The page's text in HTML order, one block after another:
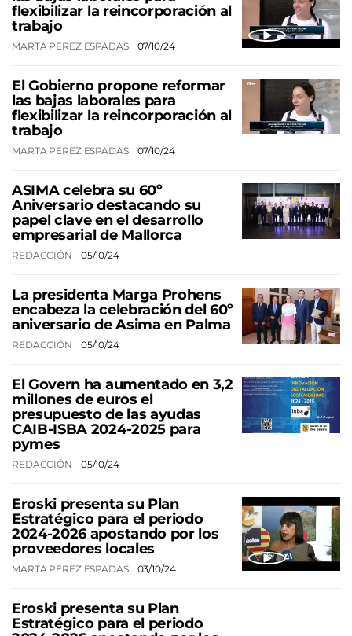
flexibilizar la reincorporación al
trabajo
MARTA PEREZ ESPADAS 07/10/24
El Gobierno propone reformar
las bajas laborales para
flexibilizar la reincorporación al
trabajo
MARTA PEREZ ESPADAS 07/10/24
ASIMA celebra su 60º
Aniversario destacando su
papel clave en el desarrollo
empresarial de Mallorca
REDACCIÓN 05/10/24
La presidenta Marga Prohens
encabeza la celebración del 60º
aniversario de Asima en Palma
REDACCIÓN 05/10/24
El Govern ha aumentado en 3,2
millones de euros el
presupuesto de las ayudas
CAIB-ISBA 2024-2025 para
pymes
REDACCIÓN 05/10/24
Eroski presenta su Plan
Estratégico para el periodo
2024-2026 apostando por los
proveedores locales
MARTA PEREZ ESPADAS 03/10/24
Eroski presenta su Plan
Estratégico para el periodo